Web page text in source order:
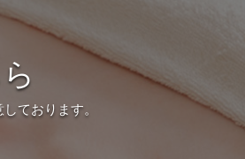
ております。